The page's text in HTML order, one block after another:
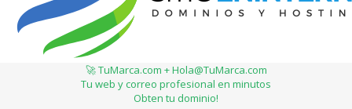
🚀 TuMarca.com + Hola@TuMarca.com
Tu web y correo profesional en minutos
Obten tu dominio!